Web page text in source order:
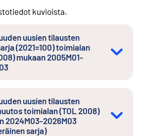
kuvioista.
uusien tilausten
(2021=100) toimialan
mukaan 2005M01-
uusien tilausten
toimialan (TOL 2008)
2024M03-2026M03
sarja)